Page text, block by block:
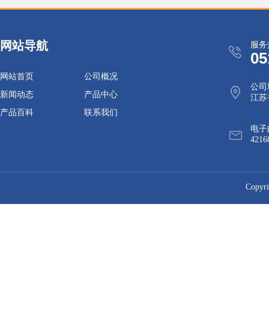
网站导航
网站首页
公司概况
新闻动态
产品中心
产品百科
联系我们
服
公司
江苏
电